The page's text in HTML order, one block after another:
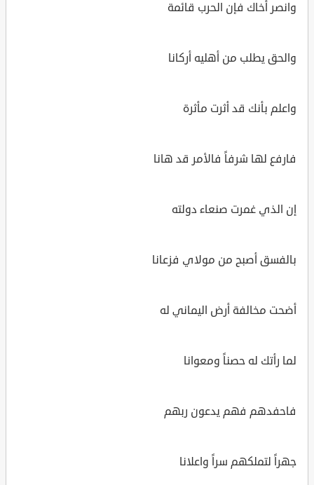
وانصر أخاك فإن الحرب قائمة
والحق يطلب من أهليه أركانا
واعلم بأنك قد أثرت مأثرة
فارفع لها شرفاً فالأمر قد هانا
إن الذي غمرت صنعاء دولته
بالفسق أصبح من مولاي فزعانا
أضحت مخالفة أرض اليماني له
لما رأتك له حصناً ومعوانا
فاحفدهم فهم يدعون ربهم
جهراً لتملكهم سراً واعلانا